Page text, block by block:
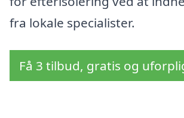
fra lokale specialister.
Få 3 tilbud, gratis og